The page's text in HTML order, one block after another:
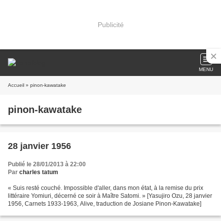
Publicité
MENU
Accueil » pinon-kawatake
pinon-kawatake
28 janvier 1956
Publié le 28/01/2013 à 22:00
Par charles tatum
« Suis resté couché. Impossible d'aller, dans mon état, à la remise du prix
littéraire Yomiuri, décerné ce soir à Maître Satomi. » [Yasujiro Ozu, 28 janvier
1956, Carnets 1933-1963, Alive, traduction de Josiane Pinon-Kawatake]